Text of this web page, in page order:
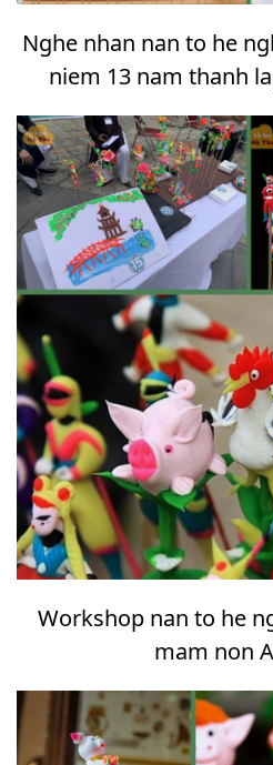
Nghe nhan nan to he
niem 13 nam thanh
Workshop nan to he
mam non